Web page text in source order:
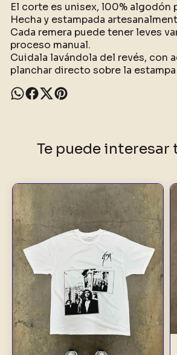
El corte es unisex, l00% algodón
Hecha y estampada
Cada remera puede tener leves
proceso manual.
Cuidala lavándola del revés, con
planchar directo sobre la estampa
Te puede interesar